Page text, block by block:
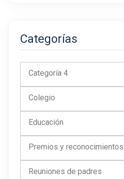
Categorías
Categoría 4
Colegio
Educación
Premios y reconocimientos
Reuniones de padres